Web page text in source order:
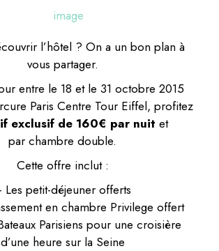
l’hôtel ? On a un bon plan à
vous partager.
entre le 18 et le 31 octobre 2015
Paris Centre Tour Eiffel, profitez
exclusif de 160€ par nuit et
par chambre double.
Cette offre inclut :
Les petit-déjeuner offerts
en chambre Privilege offert
Parisiens pour une croisière
d’une heure sur la Seine